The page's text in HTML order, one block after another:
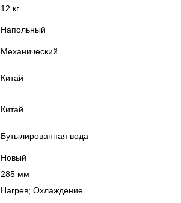
12 кг
Напольный
Механический
Китай
Китай
Бутылированная вода
Новый
285 мм
Нагрев; Охлаждение